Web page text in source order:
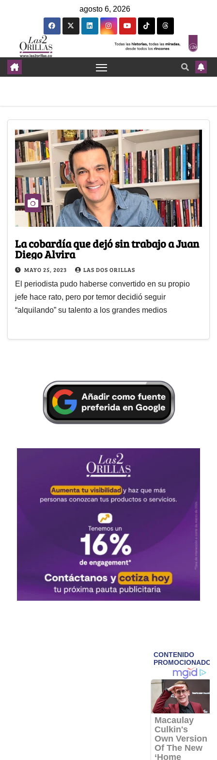
agosto 6, 2026
La cobardía que dejó sin trabajo a Juan
Diego Alvira
MAYO 25, 2023 LAS DOS ORILLAS
El periodista pudo haberse convertido en su propio
jefe hace rato, pero por temor decidió seguir
“alquilando” su talento a los grandes medios